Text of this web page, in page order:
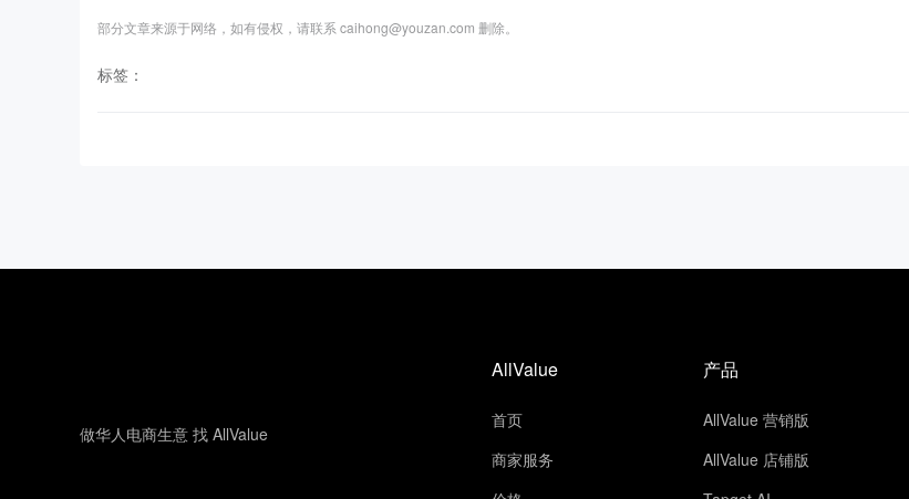
部分文章来源于网络，如有侵权，请联系 caihong@youzan.com 删除。
标签：
做华人电商生意 找 AllValue
AllValue
首页
商家服务
产品
AllValue 营销版
AllValue 店铺版